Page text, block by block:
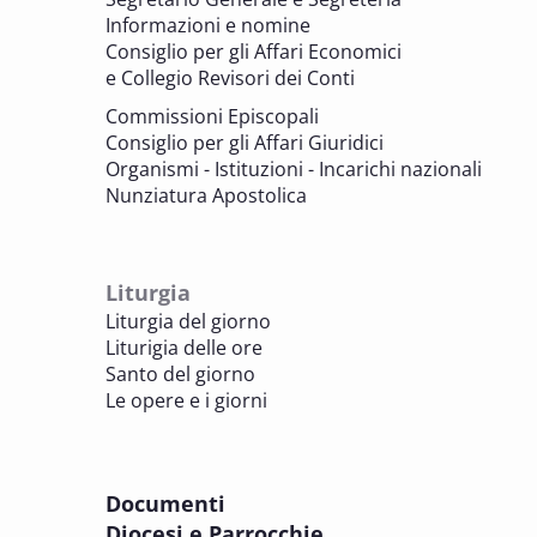
BENI CULTURALI E EDILIZIA DI CULTO
7 OTTOBRE 2025
di culto
BENI CULTURALI E EDILIZIA DI CULTO
BENI CULTURALI E EDILIZIA DI CULTO
8 OTTOBRE 2025
Incontro online dei Direttori diocesani,
8 OTTOBRE 2025
Informazioni e nomine
Consiglio per gli Affari Economici
e Collegio Revisori dei Conti
Commissioni Episcopali
Consiglio per gli Affari Giuridici
Organismi - Istituzioni - Incarichi nazionali
Nunziatura Apostolica
Liturgia
Liturgia del giorno
Liturigia delle ore
Santo del giorno
Le opere e i giorni
Documenti